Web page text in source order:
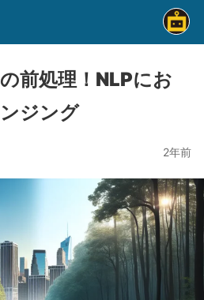
前処理！NLPにお
ジング
2年前